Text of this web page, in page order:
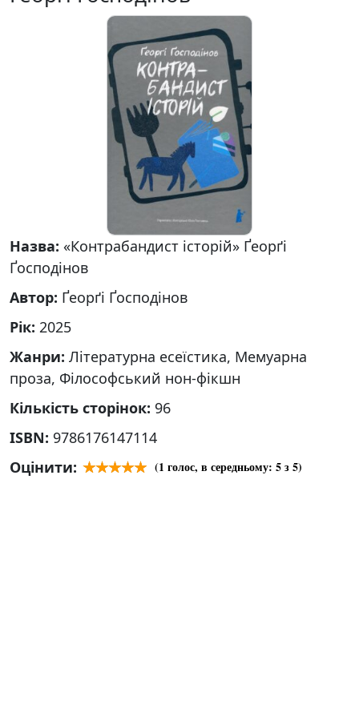
Назва: «Контрабандист історій» Ґеорґі
Ґосподінов
Автор: Ґеорґі Ґосподінов
Рік: 2025
Жанри: Літературна есеїстика, Мемуарна
проза, Філософський нон-фікшн
Кількість сторінок: 96
ISBN: 9786176147114
Оцінити:
(1 голос, в середньому: 5з 5)